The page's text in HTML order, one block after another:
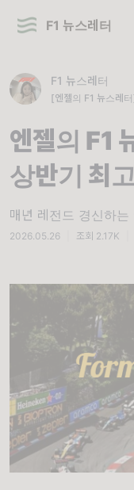
F1 뉴스레터
F1 뉴스레터
[엔젤의 F1 뉴스레
엔젤의 F1
상반기 최
매년 레전드 경신하는
2026.05.26 조회 2.17K